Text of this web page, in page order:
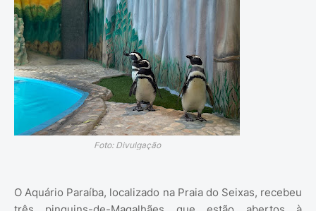
Foto: Divulgação
O Aquário Paraíba, localizado na Praia do Seixas, recebeu